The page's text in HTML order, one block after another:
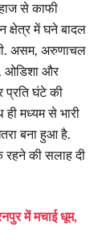
से काफी
क्षेत्र में घने बादल
असम, अरुणाचल
ओडिशा और
प्रति घंटे की
मध्यम से भारी
बना हुआ है.
रहने की सलाह दी
में मचाई धूम,